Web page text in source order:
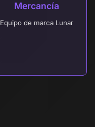
Mercancía
Equipo de marca Lunar